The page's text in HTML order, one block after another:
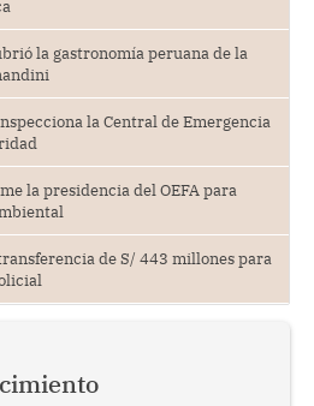
la gastronomía peruana de la
la Central de Emergencia
la presidencia del OEFA para
de S/ 443 millones para